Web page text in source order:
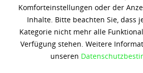
Komforteinstellungen oder der
Inhalte. Bitte beachten Sie, dass
Kategorie nicht mehr alle
Verfügung stehen. Weitere
unseren
Shell Tellus S2 VX
75,19 € * (3,76 € / 1 Liter)
Inhalt: 20 Liter